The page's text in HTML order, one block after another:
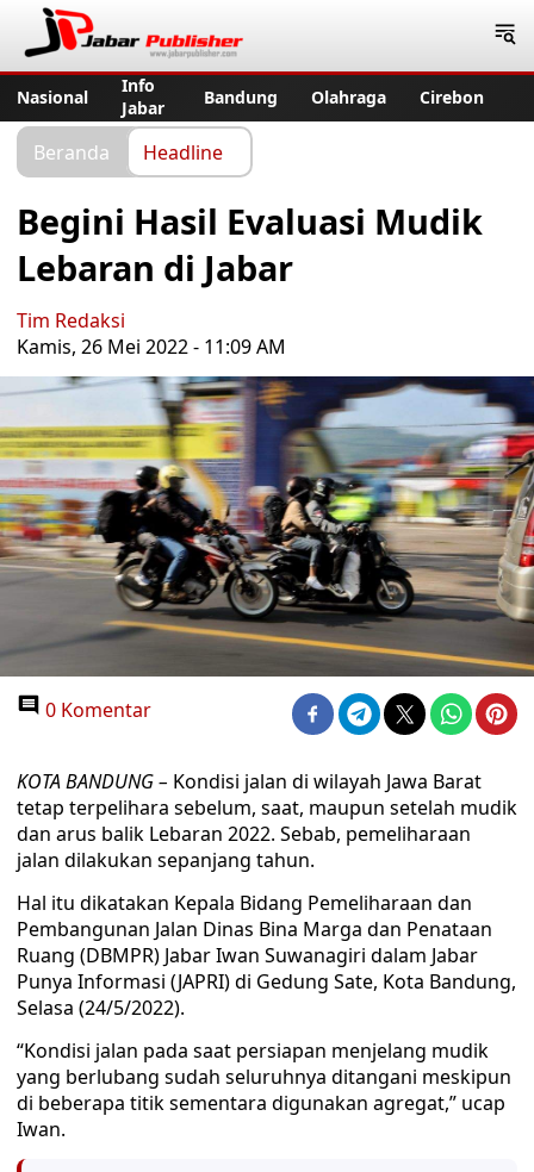
Nasional
Info
Jabar
Bandung Olahraga Cirebon
Beranda Headline
Begini Hasil Evaluasi Mudik
Lebaran di Jabar
Tim Redaksi
Kamis, 26 Mei 2022 - 11:09 AM
0 Komentar
KOTA BANDUNG – Kondisi jalan di wilayah Jawa Barat
tetap terpelihara sebelum, saat, maupun setelah mudik
dan arus balik Lebaran 2022. Sebab, pemeliharaan
jalan dilakukan sepanjang tahun.
Hal itu dikatakan Kepala Bidang Pemeliharaan dan
Pembangunan Jalan Dinas Bina Marga dan Penataan
Ruang (DBMPR) Jabar Iwan Suwanagiri dalam Jabar
Punya Informasi (JAPRI) di Gedung Sate, Kota Bandung,
Selasa (24/5/2022).
“Kondisi jalan pada saat persiapan menjelang mudik
yang berlubang sudah seluruhnya ditangani meskipun
di beberapa titik sementara digunakan agregat,” ucap
Iwan.